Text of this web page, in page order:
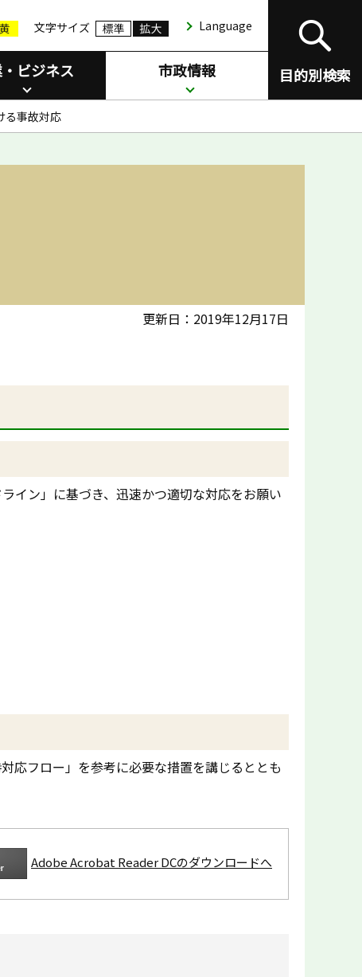
文字サイズ Language
目的別検索
ビジネス 市政情報
る事故対応
更新日：2019年12月17日
イン」に基づき、迅速かつ適切な対応をお願い
応フロー」を参考に必要な措置を講じるととも
Adobe Acrobat Reader DCのダウンロードへ